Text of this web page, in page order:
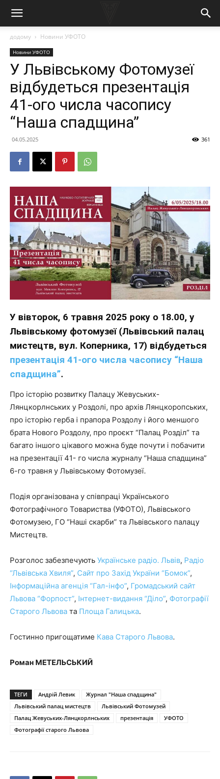
додому Новини УФОТО
Новини УФОТО
У Львівському Фотомузеї
відбудеться презентація
41-ого числа часопису
“Наша спадщина”
04.05.2025 361
У вівторок, 6 травня 2025 року о 18.00, у
Львівському фотомузеї (Львівський палац
мистецтв, вул. Коперника, 17) відбудеться
презентація 41-ого числа часопису “Наша
спадщина”.
Про історію розвитку Палацу Жевуських-
Лянцкорлнських у Роздолі, про архів Лянцкоропських,
про історію герба і прапора Роздолу і його меншого
брата Нового Роздолу, про проєкт “Палац Розділ” та
багато іншого цікавого можна буде почути і побачити
на презентації 41- го числа журналу “Наша спадщина”
6-го травня у Львівському Фотомузеї.
Подія організована у співпраці Українського
Фотографічного Товариства (УФОТО), Львівського
Фотомузею, ГО “Наші скарби” та Львівського палацу
Мистецтв.
Розголос забезпечують Українське радіо. Львів, Радіо
“Львівська Хвиля”, Сайт про Захід України “Бомок”,
Інформаційна агенція “Гал-інфо”, Громадський сайт
Львова “Форпост”, Інтернет-видання “Діло”, Фотографії
Старого Львова та Площа Галицька.
Гостинно пригощатиме Кава Старого Львова.
Роман МЕТЕЛЬСЬКИЙ
ТЕГИ Андрій Левик
Журнал "Наша спадщина"
Львівський палац мистецтв
Львівський Фотомузей
Палац Жевуських-Лянцкорлнських
презентація
УФОТО
Фотографії старого Львова